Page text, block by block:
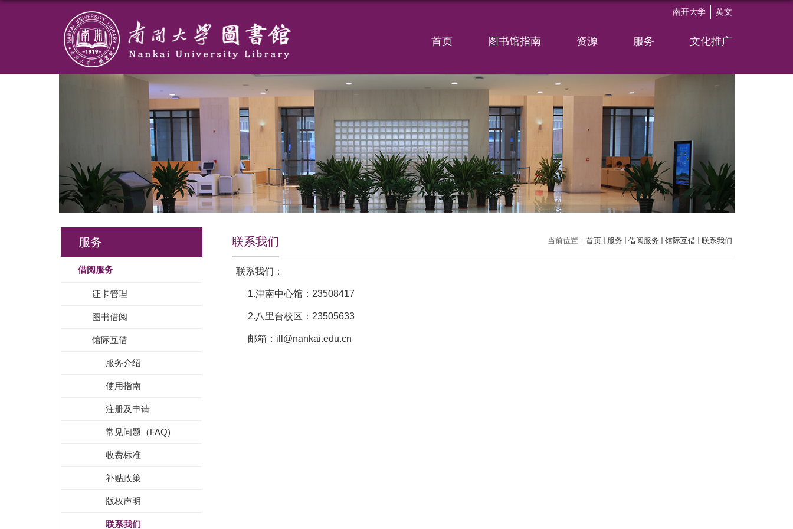
英文
南开大学
首页 图书馆指南 资源 服务 文化推广
服务
借阅服务
证卡管理
图书借阅
馆际互借
服务介绍
使用指南
注册及申请
常见问题（FAQ)
收费标准
补贴政策
版权声明
联系我们
当前位置： 首页 服务 借阅服务 馆际互借 联系我们
联系我们
联系我们：
1.津南中心馆：23508417
2.八里台校区：23505633
邮箱：ill@nankai.edu.cn